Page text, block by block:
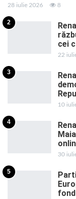
28 iulie 2026 8
2
cei
22
3
10
4
30
5